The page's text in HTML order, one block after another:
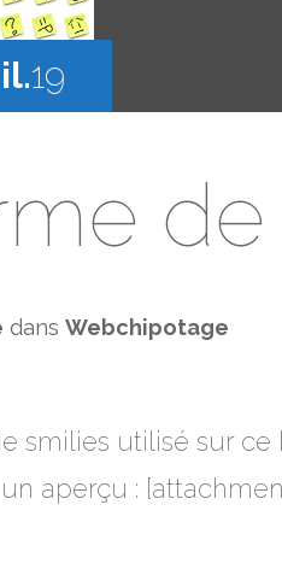
19
dans Webchipotage
utilisé sur ce
aperçu :